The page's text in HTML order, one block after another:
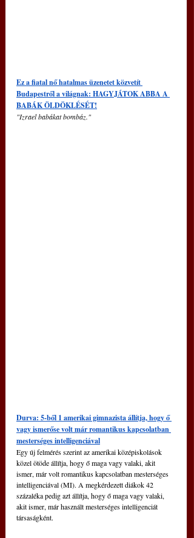
Ez a fiatal nő hatalmas üzenetet közvetít
Budapestről a világnak: HAGYJÁTOK ABBA A
BABÁK ÖLDÖKLÉSÉT!
"Izrael babákat bombáz."
Durva: 5-ből 1 amerikai gimnazista állítja, hogy ő
vagy ismerőse volt már romantikus kapcsolatban
mesterséges intelligenciával
Egy új felmérés szerint az amerikai középiskolások
közel ötöde állítja, hogy ő maga vagy valaki, akit
ismer, már volt romantikus kapcsolatban mesterséges
intelligenciával (MI). A megkérdezett diákok 42
százaléka pedig azt állítja, hogy ő maga vagy valaki,
akit ismer, már használt mesterséges intelligenciát
társaságként.